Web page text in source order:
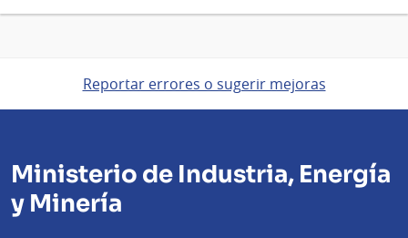
Reportar errores o sugerir mejoras
Ministerio de Industria, Energía
y Minería